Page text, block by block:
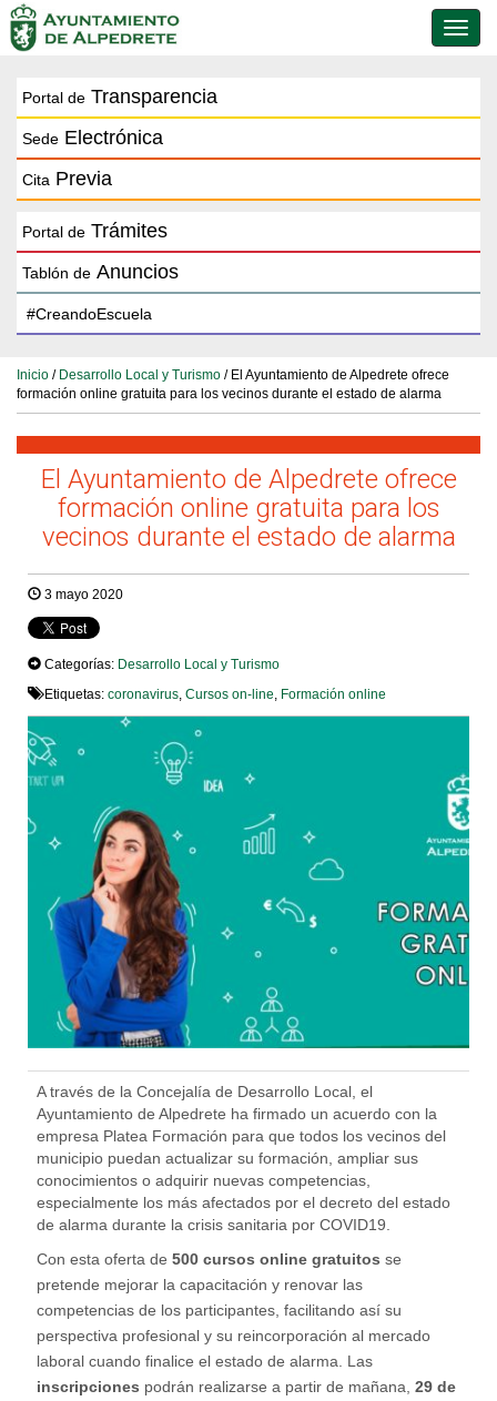
de
Portal de Transparencia
Sede Electrónica
Cita Previa
Portal de Trámites
Tablón de Anuncios
Inicio / Desarrollo Local y Turismo / El Ayuntamiento de Alpedrete ofrece
formación online gratuita para los vecinos durante el estado de alarma
El Ayuntamiento de Alpedrete ofrece
formación online gratuita para los
vecinos durante el estado de alarma
3 mayo 2020
Categorías: Desarrollo Local y Turismo
Etiquetas: coronavirus Cursos on-line Formación online
A través de la Concejalía de Desarrollo Local, el
Ayuntamiento de Alpedrete ha firmado un acuerdo con la
empresa Platea Formación para que todos los vecinos del
municipio puedan actualizar su formación, ampliar sus
conocimientos o adquirir nuevas competencias,
especialmente los más afectados por el decreto del estado
de alarma durante la crisis sanitaria por COVID19.
Con esta oferta de 500 cursos online gratuitos se
pretende mejorar la capacitación y renovar las
competencias de los participantes, facilitando así su
perspectiva profesional y su reincorporación al mercado
laboral cuando finalice el estado de alarma. Las
inscripciones podrán realizarse a partir de mañana, 29 de